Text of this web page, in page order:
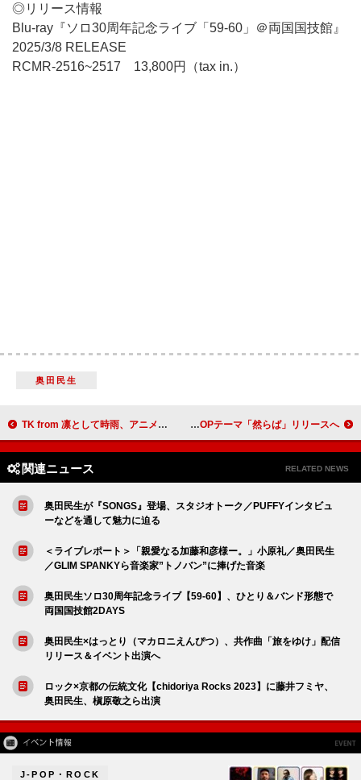
◎リリース情報
Blu-ray『ソロ30周年記念ライブ「59-60」＠両国国技館』
2025/3/8 RELEASE
RCMR-2516~2517 13,800円（tax in.）
奥田民生
TK from 凛として時雨、アニメ『俺だけレベルアップな件 Season 2 -Arise from the Shadow-』EDテーマに決定 マカロニえんぴつ 、TVアニメ『アオのハコ』第2期OPテーマ「然らば」リリースへ
関連ニュース RELATED NEWS
奥田民生が『SONGS』登場、スタジオトーク／PUFFYインタビュ
ーなどを通して魅力に迫る
＜ライブレポート＞「親愛なる加藤和彦様ー。」小原礼／奥田民生
／GLIM SPANKYら音楽家”トノバン”に捧げた音楽
奥田民生ソロ30周年記念ライブ【59-60】、ひとり＆バンド形態で
両国国技館2DAYS
奥田民生×はっとり（マカロニえんぴつ）、共作曲「旅をゆけ」配信
リリース＆イベント出演へ
ロック×京都の伝統文化【chidoriya Rocks 2023】に藤井フミヤ、
奥田民生、槇原敬之ら出演
J-POP・ROCK